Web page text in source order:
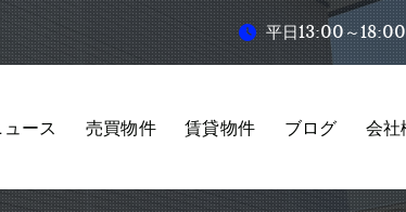
平日13:00～18:00
ース 売買物件 賃貸物件 ブログ 会社